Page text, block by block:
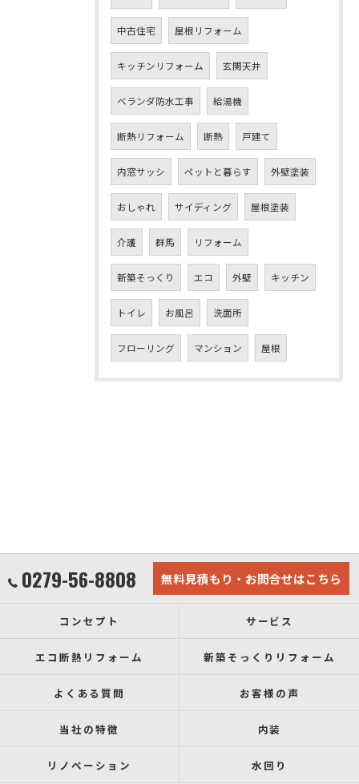
中古住宅 屋根リフォーム
キッチンリフォーム 玄関天井
ベランダ防水工事 給湯機
断熱リフォーム 断熱 戸建て
内窓サッシ ペットと暮らす 外壁塗装
おしゃれ サイディング 屋根塗装
介護 群馬 リフォーム
新築そっくり エコ 外壁 キッチン
トイレ お風呂 洗面所
フローリング マンション 屋根
0279-56-8808 無料見積もり・お問合せはこちら
コンセプト サービス
エコ断熱リフォーム 新築そっくりリフォーム
よくある質問 お客様の声
当社の特徴 内装
リノベーション 水回り